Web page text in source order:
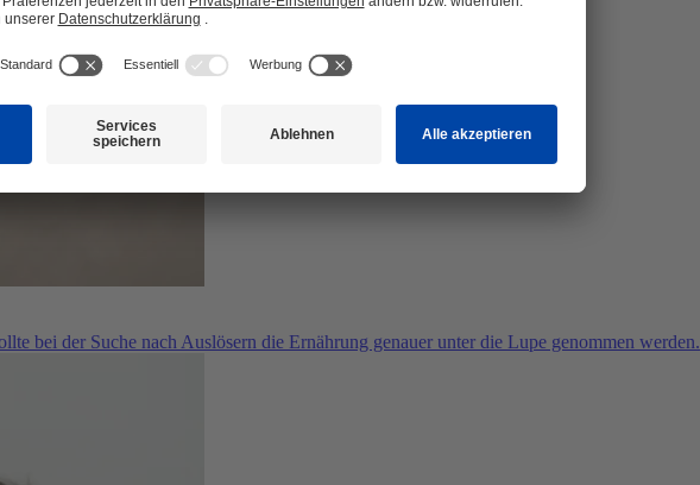
bei der Suche nach Auslösern die Ernährung genauer unter die Lupe genommen werden.